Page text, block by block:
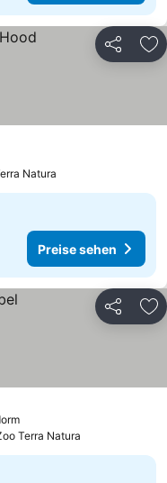
Teilen
Natura
Preise sehen
Teilen
Terra Natura